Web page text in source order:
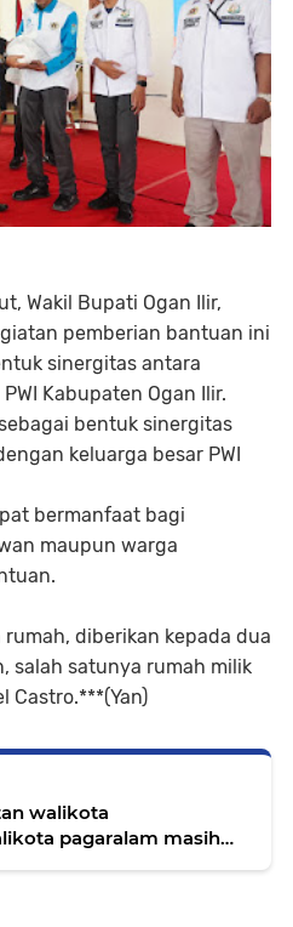
Wakil Bupati Ogan Ilir,
pemberian bantuan ini
sinergitas antara
Kabupaten Ogan Ilir.
bentuk sinergitas
keluarga besar PWI
bermanfaat bagi
maupun warga
diberikan kepada dua
salah satunya rumah milik
Castro.***(Yan)
walikota
pagaralam masih